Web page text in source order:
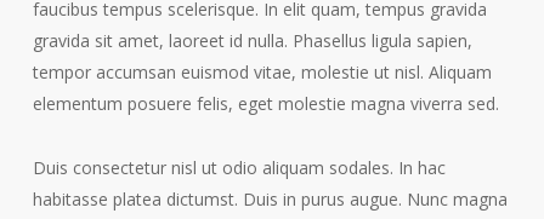
faucibus tempus scelerisque. In elit quam, tempus gravida
gravida sit amet, laoreet id nulla. Phasellus ligula sapien,
tempor accumsan euismod vitae, molestie ut nisl. Aliquam
elementum posuere felis, eget molestie magna viverra sed.
Duis consectetur nisl ut odio aliquam sodales. In hac
habitasse platea dictumst. Duis in purus augue. Nunc magna